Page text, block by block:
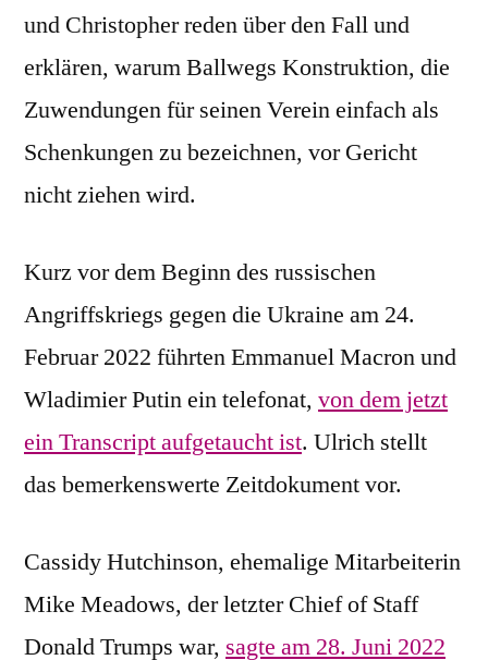
und Christopher reden über den Fall und
erklären, warum Ballwegs Konstruktion, die
Zuwendungen für seinen Verein einfach als
Schenkungen zu bezeichnen, vor Gericht
nicht ziehen wird.
Kurz vor dem Beginn des russischen
Angriffskriegs gegen die Ukraine am 24.
Februar 2022 führten Emmanuel Macron und
Wladimier Putin ein telefonat, von dem jetzt
ein Transcript aufgetaucht ist. Ulrich stellt
das bemerkenswerte Zeitdokument vor.
Cassidy Hutchinson, ehemalige Mitarbeiterin
Mike Meadows, der letzter Chief of Staff
Donald Trumps war, sagte am 28. Juni 2022